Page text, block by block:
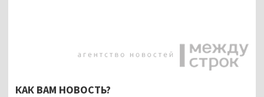
КАК ВАМ НОВОСТЬ?